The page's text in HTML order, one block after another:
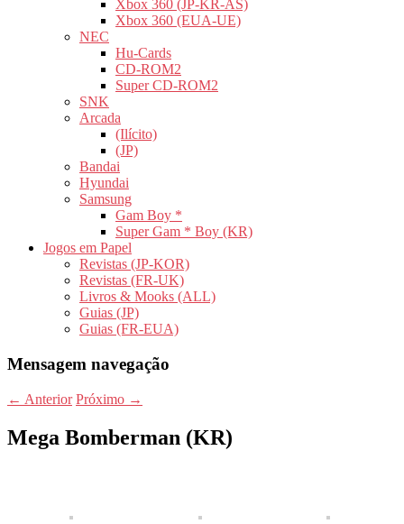
Xbox 360 (JP-KR-AS)
Xbox 360 (EUA-UE)
NEC
Hu-Cards
CD-ROM2
Super CD-ROM2
SNK
Arcada
(Ilícito)
(JP)
Bandai
Hyundai
Samsung
Gam Boy *
Super Gam * Boy (KR)
Jogos em Papel
Revistas (JP-KOR)
Revistas (FR-UK)
Livros & Mooks (ALL)
Guias (JP)
Guias (FR-EUA)
Mensagem navegação
← Anterior Próximo →
Mega Bomberman (KR)